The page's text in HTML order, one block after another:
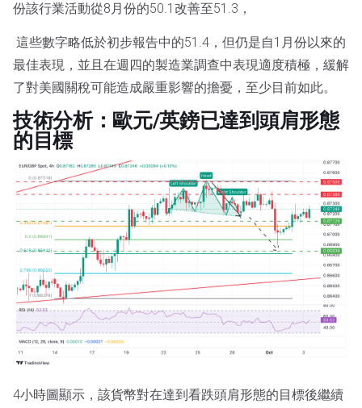
份該行業活動從8月份的50.1改善至51.3，
這些數字略低於初步報告中的51.4，但仍是自1月份以來的
最佳表現，並且在週四的製造業調查中表現適度積極，緩解
了對美國關稅可能造成嚴重影響的擔憂，至少目前如此。
技術分析：歐元/英鎊已達到頭肩形態
的目標
4小時圖顯示，該貨幣對在達到看跌頭肩形態的目標後繼續